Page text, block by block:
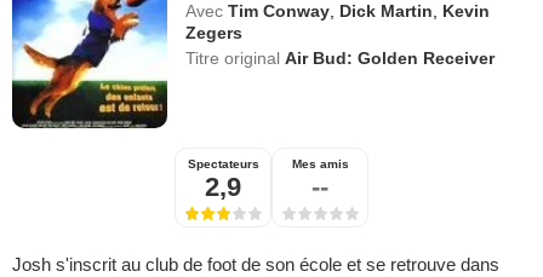
Avec Tim Conway Dick Martin
Kevin
Zegers
Titre originalAir Bud: Golden Receiver
Spectateurs
2,9
Mes amis
--
Josh s'inscrit au club de foot de son école et se retrouve dans